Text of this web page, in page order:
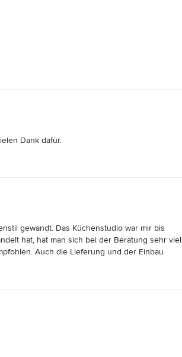
Dank dafür.
gewandt. Das Küchenstudio war mir bis
hat, hat man sich bei der Beratung sehr viel
Auch die Lieferung und der Einbau